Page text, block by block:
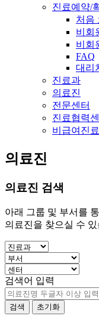
진료예약/
처음
비회
비회
FAQ
대리
진료과
의료진
전문센터
진료협력
비급여진
의료진
의료진 검색
아래 그룹 및 부서를
의료진을 찾으실 수
검색어 입력
검색 초기화